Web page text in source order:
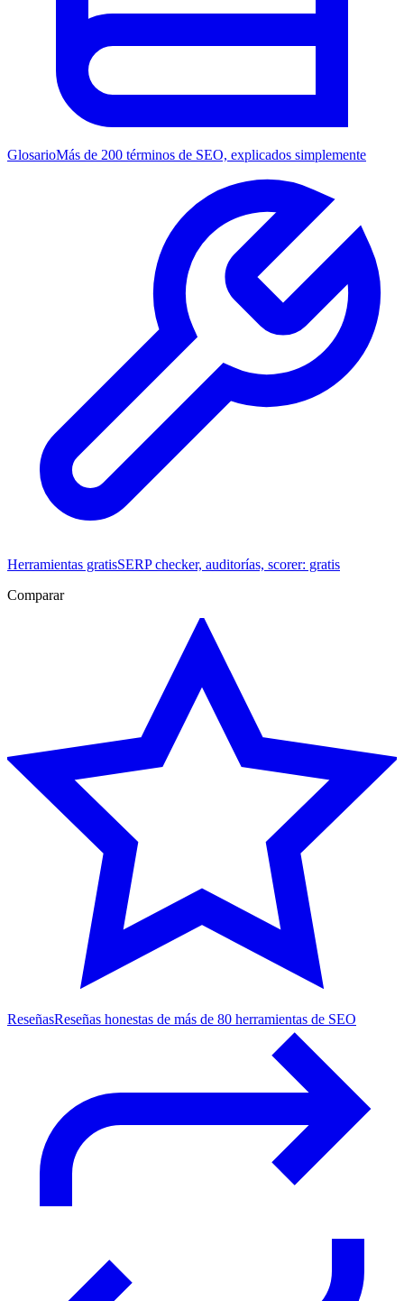
GlosarioMás de 200 términos de SEO, explicados simplemente
Herramientas gratisSERP checker, auditorías, scorer: gratis
Comparar
ReseñasReseñas honestas de más de 80 herramientas de SEO